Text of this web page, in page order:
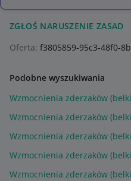
ZGŁOŚ NARUSZENIE ZASAD
Oferta: f3805859-95c3-48f0-
Podobne wyszukiwania
Wzmocnienia zderzaków
Wzmocnienia zderzaków
Wzmocnienia zderzaków
Wzmocnienia zderzaków
Wzmocnienia zderzaków